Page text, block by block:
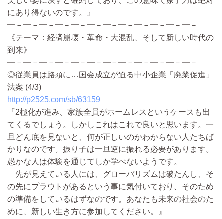
にあり得ないのです。』
━－━－━－━－━－━－━－━－━－━－━－━－
《テーマ：経済崩壊・革命・大混乱、そして新しい時代の
到来》
━－━－━－━－━－━－━－━－━－━－━－━－
◎従業員は路頭に…国会成立が迫る中小企業「廃業促進」
法案 (4/3)
http://p2525.com/sb/63159
『2極化が進み、家族全員がホームレスというケースも出
てくるでしょう。しかしこれはこれで良いと思います。一
旦どん底を見ないと、何が正しいのかわからない人たちば
かりなのです。振り子は一旦逆に振れる必要があります。
愚かな人は体験を通じてしか学べないようです。
先が見えている人には、グローバリズムは破たんし、そ
の先にプラウトがあるという事に気付いており、そのため
の準備をしているはずなのです。あなたも未来の社会のた
めに、新しい生き方に参加してください。』